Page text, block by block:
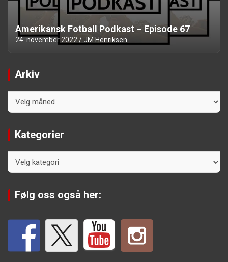
Amerikansk Fotball Podkast – Episode 67
24. november 2022 JM Henriksen
Arkiv
Kategorier
Følg oss også her: